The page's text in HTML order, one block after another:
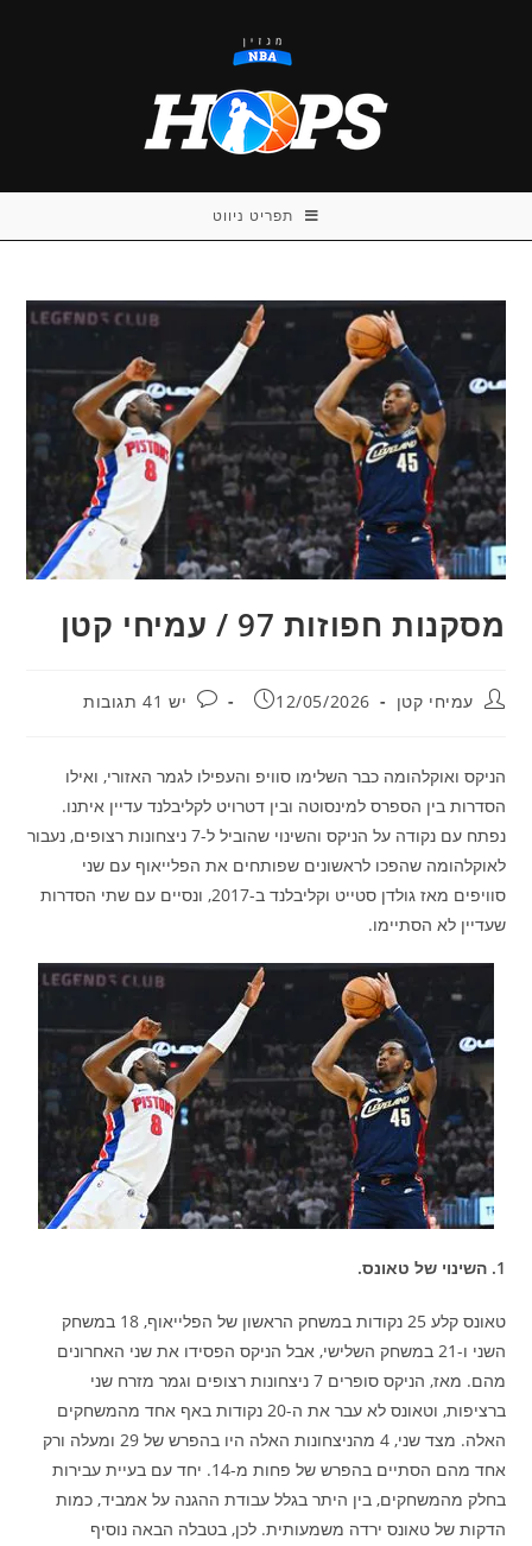
תפריט ניווט
מסקנות חפוזות 97 / עמיחי קטן
מחבר:עמיחי קטן פורסם:
12/05/2026 תגובות:
יש 41 תגובות
הניקס ואוקלהומה כבר השלימו סוויפ והעפילו לגמר האזורי, ואילו
הסדרות בין הספרס למינסוטה ובין דטרויט לקליבלנד עדיין איתנו.
נפתח עם נקודה על הניקס והשינוי שהוביל ל-7 ניצחונות רצופים, נעבור
לאוקלהומה שהפכו לראשונים שפותחים את הפלייאוף עם שני
סוויפים מאז גולדן סטייט וקליבלנד ב-2017, ונסיים עם שתי הסדרות
שעדיין לא הסתיימו.
1. השינוי של טאונס.
טאונס קלע 25 נקודות במשחק הראשון של הפלייאוף, 18 במשחק
השני ו-21 במשחק השלישי, אבל הניקס הפסידו את שני האחרונים
מהם. מאז, הניקס סופרים 7 ניצחונות רצופים וגמר מזרח שני
ברציפות, וטאונס לא עבר את ה-20 נקודות באף אחד מהמשחקים
האלה. מצד שני, 4 מהניצחונות האלה היו בהפרש של 29 ומעלה ורק
אחד מהם הסתיים בהפרש של פחות מ-14. יחד עם בעיית עבירות
בחלק מהמשחקים, בין היתר בגלל עבודת ההגנה על אמביד, כמות
הדקות של טאונס ירדה משמעותית. לכן, בטבלה הבאה נוסיף